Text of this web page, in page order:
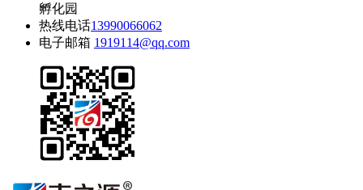
孵化园
热线电话13990066062
电子邮箱 1919114@qq.com